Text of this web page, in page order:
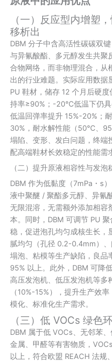
（一）反应型内增塑
移析出
DBM 分子中含高活性碳碳双
与异氰酸酯、多元醇发生共聚
合物网络，而非物理混合，从
出的行业难题。实际应用数据
PU 鞋材，储存 12 个月后硬
持率≥90%；-20℃低温下仍具
低温回弹率提升 15%-20%；
30%，耐水解性能（50℃、
塌陷、变形、发白问题，终端
配高端鞋材长效稳定的性能需
（二）提升原液相容性与发
DBM 作为低黏度（7mPa・s
液中聚醚 / 聚酯多元醇、异氰
无限混溶，无需额外添加相容
本。同时，DBM 可调节 PU
稳，促进泡孔均匀成核生长
腻均匀（孔径 0.2-0.4mm）、
塌泡、粘模等生产缺陷，良品
95% 以上。此外，DBM 可降
高压发泡机、低压发泡机等多
（10%-15%），提升生产效
模化、标准化生产需求。
（三）低 VOCs 绿色
DBM 属于低 VOCs、无邻苯
金属、甲醛等有害物质，
以上，符合欧盟 REACH 法规